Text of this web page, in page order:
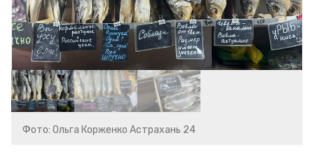
Фото: Ольга Корженко Астрахань 24